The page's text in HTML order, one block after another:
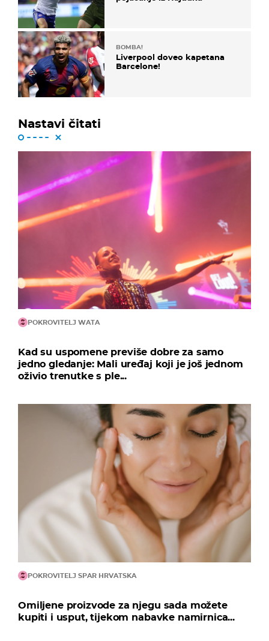
BOMBA!
Liverpool doveo kapetana
Barcelone!
Nastavi čitati
POKROVITELJ WATA
Kad su uspomene previše dobre za samo
jedno gledanje: Mali uređaj koji je još jednom
oživio trenutke s ple...
POKROVITELJ SPAR HRVATSKA
Omiljene proizvode za njegu sada možete
kupiti i usput, tijekom nabavke namirnica...